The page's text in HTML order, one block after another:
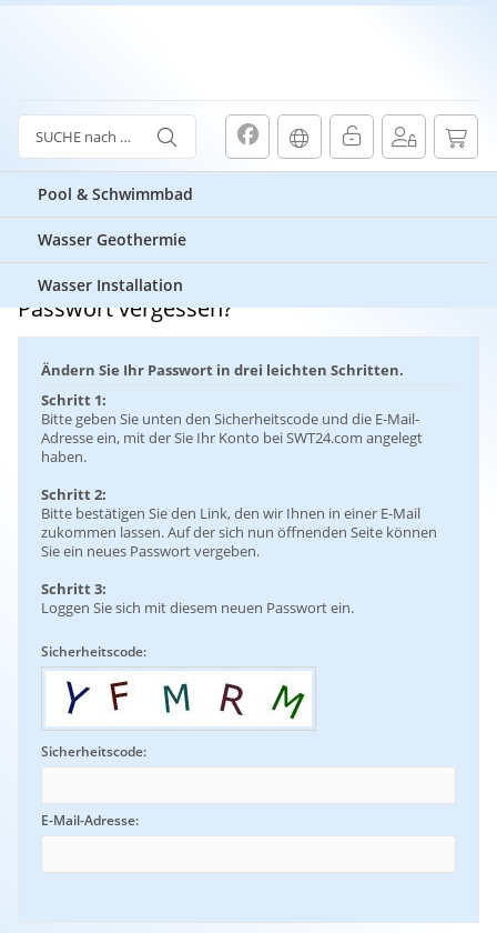
Pool & Schwimmbad
Wasser Geothermie
Wasser Installation
Passwort vergessen?
Ändern Sie Ihr Passwort in drei leichten Schritten.
Schritt 1:
Bitte geben Sie unten den Sicherheitscode und die E-Mail-
Adresse ein, mit der Sie Ihr Konto bei SWT24.com angelegt
haben.
Schritt 2:
Bitte bestätigen Sie den Link, den wir Ihnen in einer E-Mail
zukommen lassen. Auf der sich nun öffnenden Seite können
Sie ein neues Passwort vergeben.
Schritt 3:
Loggen Sie sich mit diesem neuen Passwort ein.
Sicherheitscode:
Sicherheitscode:
E-Mail-Adresse: